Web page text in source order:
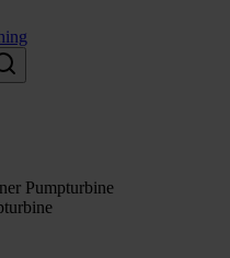
Pumpturbine